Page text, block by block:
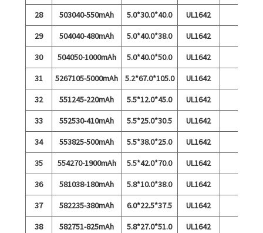
28
503040-550mAh 5.0*30.0*40.0
UL1642
29
504040-480mAh 5.0*40.0*38.0
UL1642
30
504050-1000mAh 5.0*40.0*50.0
UL1642
31
5267105-5000mAh 5.2*67.0*105.0
UL1642
32
551245-220mAh 5.5*12.0*45.0
UL1642
33
552530-410mAh 5.5*25.0*30.5
UL1642
34
553825-500mAh 5.5*38.0*25.0
UL1642
35
554270-1900mAh 5.5*42.0*70.0
UL1642
36
581038-180mAh 5.8*10.0*38.0
UL1642
37
582235-380mAh 6.0*22.5*37.5
UL1642
38
582751-825mAh 5.8*27.0*51.0
UL1642